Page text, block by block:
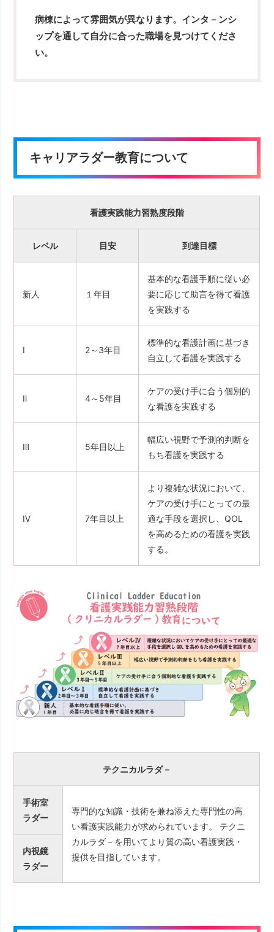
病棟によって雰囲気が異なります。インタ－ンシ
ップを通して自分に合った職場を見つけてくださ
い。
キャリアラダー教育について
看護実践能力習熟度段階
レベル 目安 到達目標
新人 １年目
基本的な看護手順に従い必
要に応じて助言を得て看護
を実践する
Ⅰ 2～3年目
標準的な看護計画に基づき
自立して看護を実践する
Ⅱ 4～5年目
ケアの受け手に合う個別的
な看護を実践する
Ⅲ 5年目以上
幅広い視野で予測的判断を
もち看護を実践する
Ⅳ 7年目以上
より複雑な状況において、
ケアの受け手にとっての最
適な手段を選択し、QOL
を高めるための看護を実践
する。
テクニカルラダ－
手術室
ラダー
専門的な知識・技術を兼ね添えた専門性の高
い看護実践能力が求められています。 テクニ
カルラダ－を用いてより質の高い看護実践・
提供を目指しています。
内視鏡
ラダー